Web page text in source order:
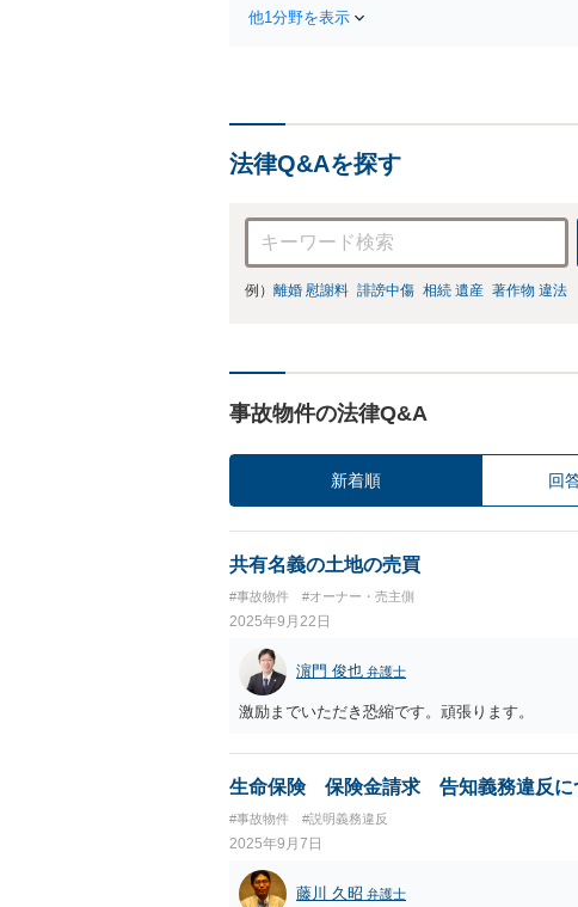
他1分野を表示
法律Q&Aを探す
例） 離婚 慰謝料 誹謗中傷 相続 遺産 著作物 違法
事故物件の法律Q&A
新着順 回
共有名義の土地の売買
#事故物件 #オーナー・売主側
2025年9月22日
濵門 俊也 弁護士
激励までいただき恐縮です。頑張ります。
生命保険 保険金請求 告知義務違反に
#事故物件 #説明義務違反
2025年9月7日
藤川 久昭 弁護士